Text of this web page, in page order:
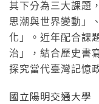
其下分為三大課題
思潮與世界變動」
化」。近年配合課
治」，結合歷史書
探究當代臺灣記憶
國立陽明交通大學